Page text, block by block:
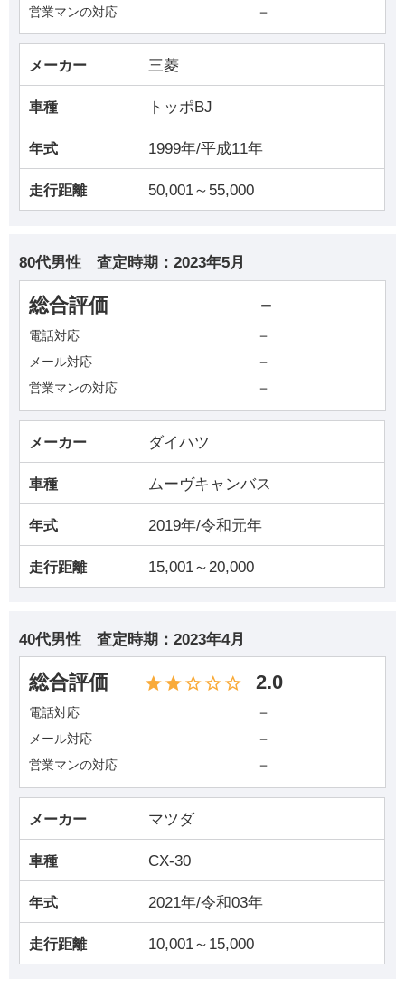
営業マンの対応 －
メーカー 三菱
車種 トッポBJ
年式 1999年/平成11年
走行距離 50,001～55,000
80代男性 査定時期： 2023年5月
総合評価 －
電話対応 －
メール対応 －
営業マンの対応 －
メーカー ダイハツ
車種 ムーヴキャンバス
年式 2019年/令和元年
走行距離 15,001～20,000
40代男性 査定時期： 2023年4月
総合評価 2.0
電話対応 －
メール対応 －
営業マンの対応 －
メーカー マツダ
車種 CX-30
年式 2021年/令和03年
走行距離 10,001～15,000